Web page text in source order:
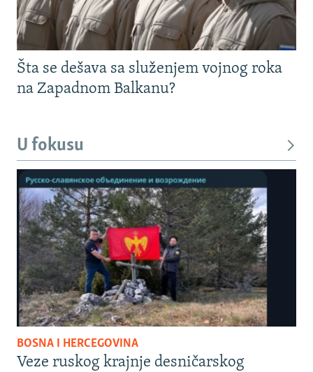
Šta se dešava sa služenjem vojnog roka
na Zapadnom Balkanu?
U fokusu
BOSNA I HERCEGOVINA
Veze ruskog krajnje desničarskog